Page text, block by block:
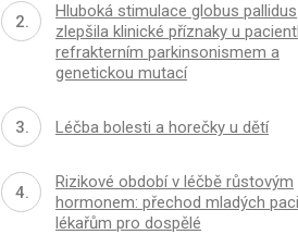
Hluboká stimulace globus pallidus
zlepšila klinické příznaky u
refrakterním parkinsonismem a
genetickou mutací
Léčba bolesti a horečky u dětí
Rizikové období v léčbě růstovým
hormonem: přechod mladých
lékařům pro dospělé